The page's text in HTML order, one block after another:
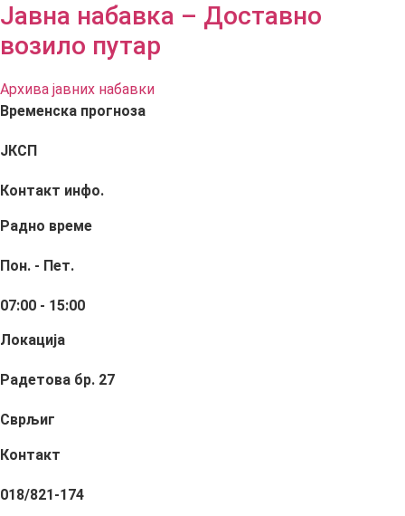
Јавна набавка – Доставно
возило путар
Архива јавних набавки
Временска прогноза
ЈКСП
Контакт инфо.
Радно време
Пон. - Пет.
07:00 - 15:00
Локација
Радетова бр. 27
Сврљиг
Контакт
018/821-174